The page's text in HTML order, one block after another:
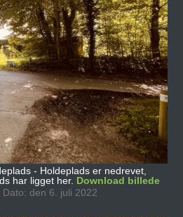
- Holdeplads er nedrevet,
har ligget her. Download billede
den 6. juli 2022